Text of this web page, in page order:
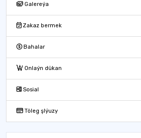
Galereýa
Zakaz bermek
Bahalar
Onlaýn dükan
Sosial
Töleg şlýuzy